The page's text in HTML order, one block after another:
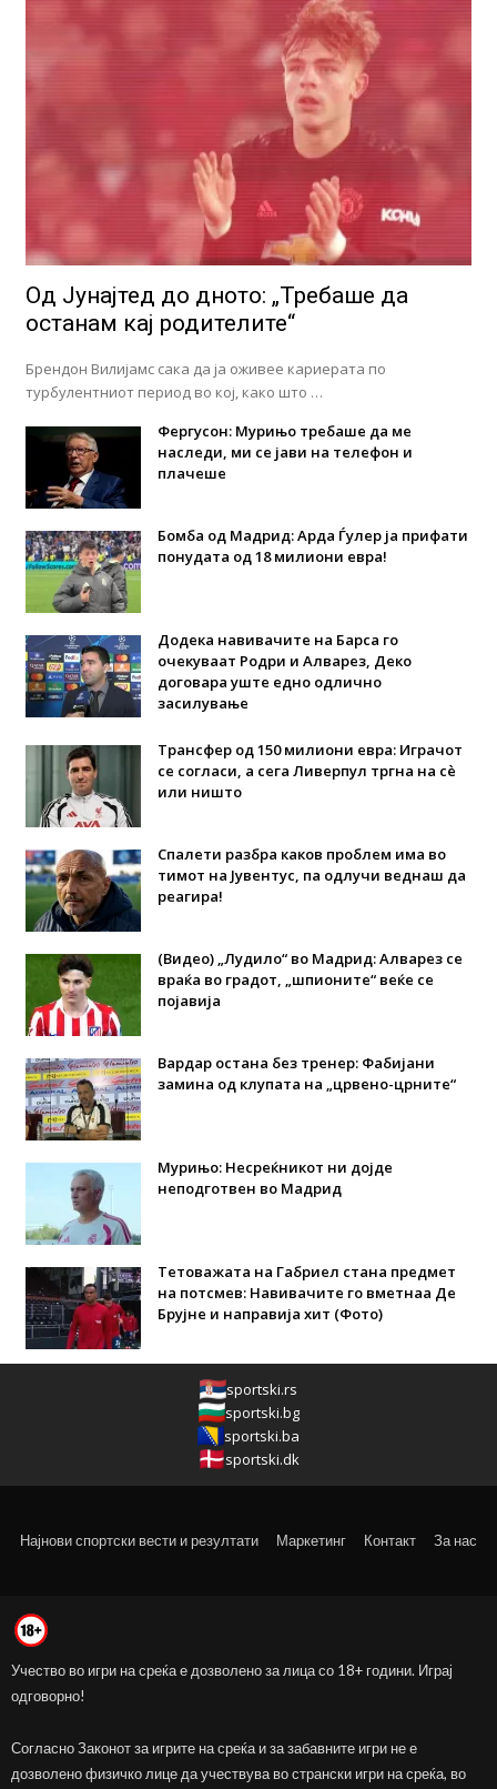
Од Јунајтед до дното: „Требаше да
останам кај родителите“
Брендон Вилијамс сака да ја оживее кариерата по
турбулентниот период во кој, како што …
Фергусон: Мурињо требаше да ме
наследи, ми се јави на телефон и
плачеше
Бомба од Мадрид: Арда Ѓулер ја прифати
понудата од 18 милиони евра!
Додека навивачите на Барса го
очекуваат Родри и Алварез, Деко
договара уште едно одлично
засилување
Трансфер од 150 милиони евра: Играчот
се согласи, а сега Ливерпул тргна на сè
или ништо
Спалети разбра каков проблем има во
тимот на Јувентус, па одлучи веднаш да
реагира!
(Видео) „Лудило“ во Мадрид: Алварез се
враќа во градот, „шпионите“ веќе се
појавија
Вардар остана без тренер: Фабијани
замина од клупата на „црвено-црните“
Мурињо: Несреќникот ни дојде
неподготвен во Мадрид
Тетоважата на Габриел стана предмет
на потсмев: Навивачите го вметнаа Де
Брујне и направија хит (Фото)
sportski.rs
sportski.bg
sportski.ba
sportski.dk
Најнови спортски вести и резултати Маркетинг Контакт За нас
Учество во игри на среќа е дозволено за лица со 18+ години. Играј
одговорно!
Согласно Законот за игрите на среќа и за забавните игри не е
дозволено физичко лице да учествува во странски игри на среќа, во